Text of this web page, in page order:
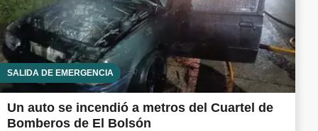
SALIDA DE EMERGENCIA
Un auto se incendió a metros del Cuartel de
Bomberos de El Bolsón